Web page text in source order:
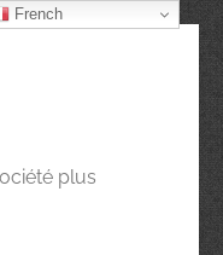
plus
French